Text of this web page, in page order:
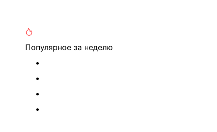
Популярное за неделю